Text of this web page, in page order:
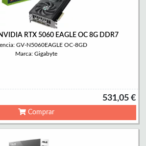
RTX 5060 EAGLE OC 8G DDR7
GV-N5060EAGLE OC-8GD
Marca: Gigabyte
531,05 €
Comprar